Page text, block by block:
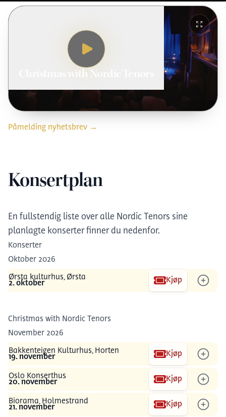
Christmas with Nordic Tenors
Påmelding nyhetsbrev →
Konsertplan
En fullstendig liste over alle Nordic Tenors sine
planlagte konserter finner du nedenfor.
Konserter
Oktober 2026
Ørsta kulturhus, Ørsta
2. oktober Kjøp
Christmas with Nordic Tenors
November 2026
Bakkenteigen Kulturhus, Horten
19. november Kjøp
Oslo Konserthus
20. november Kjøp
Biorama, Holmestrand
21. november Kjøp